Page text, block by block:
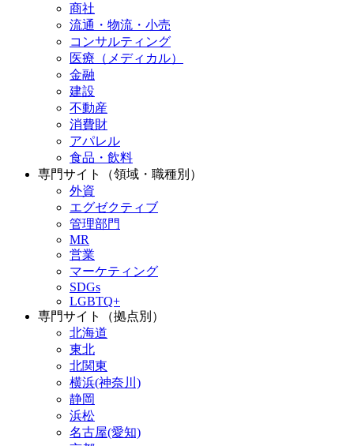
商社
流通・物流・小売
コンサルティング
医療（メディカル）
金融
建設
不動産
消費財
アパレル
食品・飲料
専門サイト（領域・職種別）
外資
エグゼクティブ
管理部門
MR
営業
マーケティング
SDGs
LGBTQ+
専門サイト（拠点別）
北海道
東北
北関東
横浜(神奈川)
静岡
浜松
名古屋(愛知)